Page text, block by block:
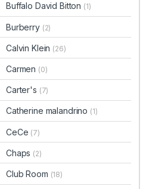
Buffalo David Bitton (1)
Burberry (2)
Calvin Klein (26)
Carmen (0)
Carter's (7)
Catherine malandrino (1)
CeCe (7)
Chaps (2)
Club Room (18)